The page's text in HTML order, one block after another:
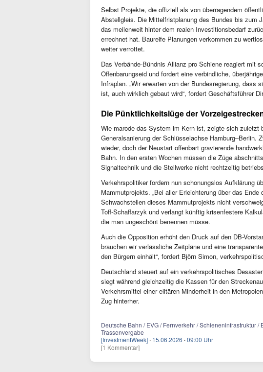
Selbst Projekte, die offiziell als von überragendem
Abstellgleis. Die Mittelfristplanung des Bundes bis zum
das meilenweit hinter dem realen Investitionsbedarf
errechnet hat. Baureife Planungen verkommen zu
weiter verrottet.
Das Verbände-Bündnis Allianz pro Schiene reagiert mit
Offenbarungseid und fordert eine verbindliche,
Infraplan. „Wir erwarten von der Bundesregierung,
ist, auch wirklich gebaut wird“, fordert Geschäftsführer
Die Pünktlichkeitslüge der
Wie marode das System im Kern ist, zeigte sich zuletzt
Generalsanierung der Schlüsselachse Hamburg–Berlin.
wieder, doch der Neustart offenbart gravierende
Bahn. In den ersten Wochen müssen die Züge
Signaltechnik und die Stellwerke nicht rechtzeitig
Verkehrspolitiker fordern nun schonungslos Aufklärung
Mammutprojekts. „Bei aller Erleichterung über das
Schwachstellen dieses Mammutprojekts nicht
Toff-Schaffarzyk und verlangt künftig krisenfestere
die man ungeschönt benennen müsse.
Auch die Opposition erhöht den Druck auf den DB-
brauchen wir verlässliche Zeitpläne und eine
den Bürgern einhält“, fordert Björn Simon,
Deutschland steuert auf ein verkehrspolitisches
siegt während gleichzeitig die Kassen für den
Verkehrsmittel einer elitären Minderheit in den
Zug hinterher.
Deutsche Bahn / EVG / Fernverkehr / Schieneninfrastruktur
Trassenvergabe
[InvestmentWeek] · 15.06.2026 ·09:00 Uhr
[1 Kommentar]